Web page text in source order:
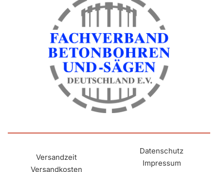
Versandzeit
Versandkosten
Datenschutz
Impressum